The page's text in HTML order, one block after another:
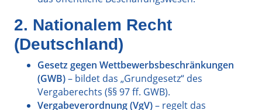
2. Nationalem Recht
(Deutschland)
Gesetz gegen Wettbewerbsbeschränkungen
(GWB)– bildet das „Grundgesetz“ des
Vergaberechts (§§ 97 ff. GWB).
Vergabeverordnung (VgV)– regelt das